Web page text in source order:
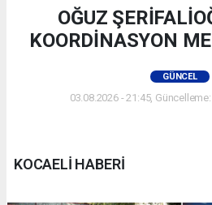
OĞUZ
KOORDİNASYON
GÜNCEL
03.08.2026 - 21:45,
KOCAELİ HABERİ